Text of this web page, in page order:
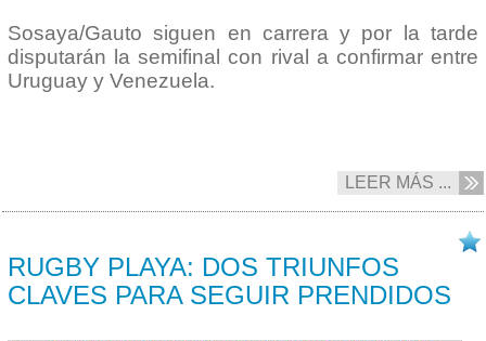
Sosaya/Gauto siguen en carrera y por la tarde
disputarán la semifinal con rival a confirmar entre
Uruguay y Venezuela.
LEER MÁS ...
RUGBY PLAYA: DOS TRIUNFOS
CLAVES PARA SEGUIR PRENDIDOS